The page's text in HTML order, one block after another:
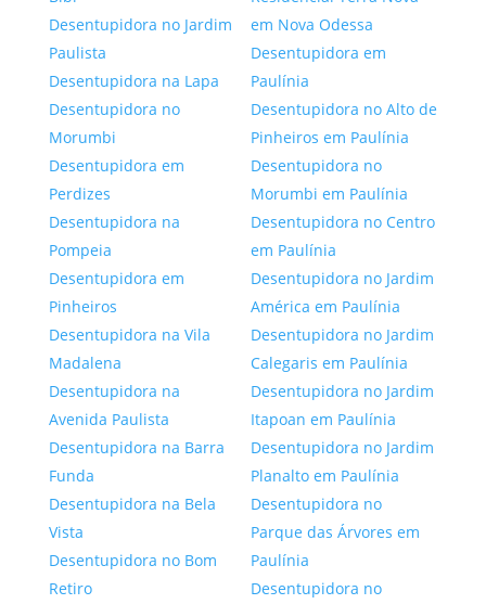
Desentupidora no Jardim
Paulista
Desentupidora na Lapa
Desentupidora no
Morumbi
Desentupidora em
Perdizes
Desentupidora na
Pompeia
Desentupidora em
Pinheiros
Desentupidora na Vila
Madalena
Desentupidora na
Avenida Paulista
Desentupidora na Barra
Funda
Desentupidora na Bela
Vista
Desentupidora no Bom
Retiro
em Nova Odessa
Desentupidora em
Paulínia
Desentupidora no Alto de
Pinheiros em Paulínia
Desentupidora no
Morumbi em Paulínia
Desentupidora no Centro
em Paulínia
Desentupidora no Jardim
América em Paulínia
Desentupidora no Jardim
Calegaris em Paulínia
Desentupidora no Jardim
Itapoan em Paulínia
Desentupidora no Jardim
Planalto em Paulínia
Desentupidora no
Parque das Árvores em
Paulínia
Desentupidora no